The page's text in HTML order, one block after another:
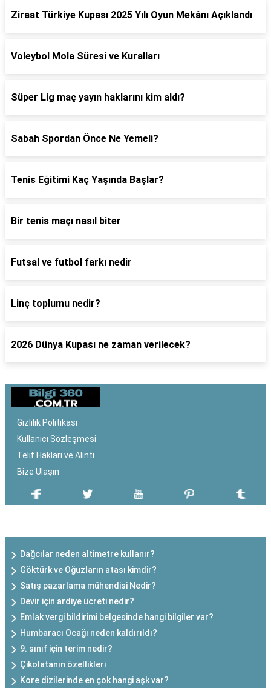
Ziraat Türkiye Kupası 2025 Yılı Oyun Mekânı Açıklandı
Voleybol Mola Süresi ve Kuralları
Süper Lig maç yayın haklarını kim aldı?
Sabah Spordan Önce Ne Yemeli?
Tenis Eğitimi Kaç Yaşında Başlar?
Bir tenis maçı nasıl biter
Futsal ve futbol farkı nedir
Linç toplumu nedir?
2026 Dünya Kupası ne zaman verilecek?
Gizlilik Politikası
Kullanıcı Sözleşmesi
Telif Hakları ve Alıntı
Bize Ulaşın
Dağcılar neden altimetre kullanır?
Göktürk ve Oğuzların atası kimdir?
Satış pazarlama mühendisi Nedir?
Devir için ardiye ücreti nedir?
Emlak vergi bildirimi belgesinde hangi bilgiler var?
Humbaracı Ocağı neden kaldırıldı?
9. sınıf için terim nedir?
Çikolatanın özellikleri
Kore dizilerinde en çok hangi aşk var?